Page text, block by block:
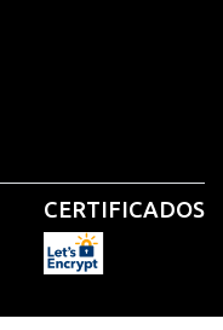
CERTIFICADOS